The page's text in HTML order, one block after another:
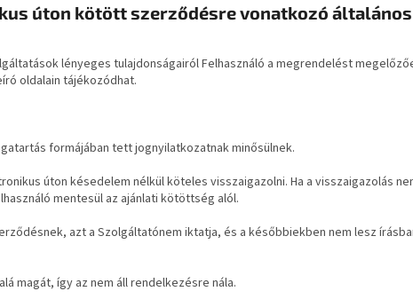
úton kötött szerződésre vonatkozó általános
lényeges tulajdonságairól Felhasználó a megrendelést
oldalain tájékozódhat.
formájában tett jognyilatkozatnak minősülnek.
úton késedelem nélkül köteles visszaigazolni. Ha a visszaigazolás
mentesül az ajánlati kötöttség alól.
azt a Szolgáltatónem iktatja, és a későbbiekben nem lesz
magát, így az nem áll rendelkezésre nála.